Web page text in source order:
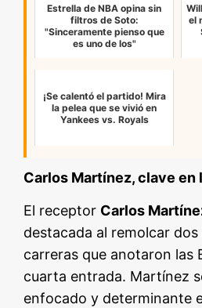
Estrella de NBA opina sin
filtros de Soto:
"Sinceramente pienso que
es uno de los"
el
¡Se calentó el partido! Mira
la pelea que se vivió en
Yankees vs. Royals
Carlos Martínez, clave en
El receptor Carlos
destacada al remolcar
carreras que anotaron las
cuarta entrada. Martínez
enfocado y determinante